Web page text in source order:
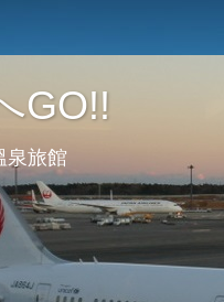
GO!!
泉旅館